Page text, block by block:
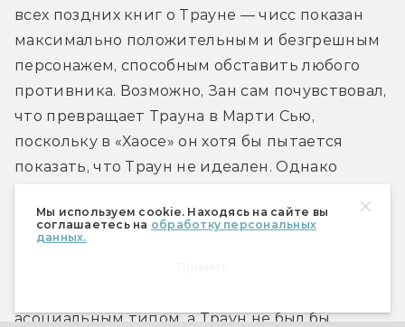
Мы используем cookie. Находясь на сайте вы
соглашаетесь на обработку персональных
данных.
всех поздних книг о Трауне — чисс показан
максимально положительным и безгрешным
персонажем, способным обставить любого
противника. Возможно, Зан сам почувствовал,
что превращает Трауна в Марти Сью,
поскольку в «Хаосе» он хотя бы пытается
показать, что Траун не идеален. Однако
оказывают никакого влияния на его карьеру, а
что касается недостатков… они-то и делают
асоциальным типом, а Траун не был бы